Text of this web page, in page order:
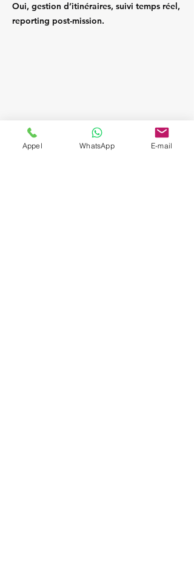
Oui, gestion d’itinéraires, suivi temps réel,
reporting post-mission.
Appel WhatsApp E-mail